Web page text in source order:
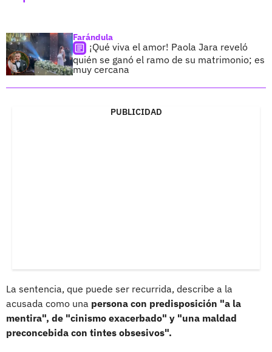
Farándula
¡Qué viva el amor! Paola Jara reveló
quién se ganó el ramo de su matrimonio; es
muy cercana
PUBLICIDAD
La sentencia, que puede ser recurrida, describe a la
acusada como una persona con predisposición "a la
mentira", de "cinismo exacerbado" y "una maldad
preconcebida con tintes obsesivos".